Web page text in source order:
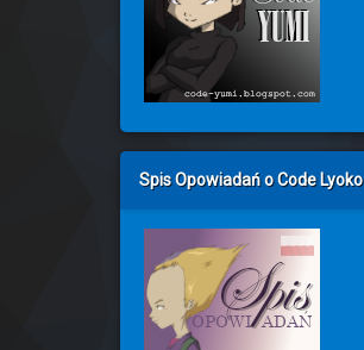
Spis Opowiadań o Code Lyoko